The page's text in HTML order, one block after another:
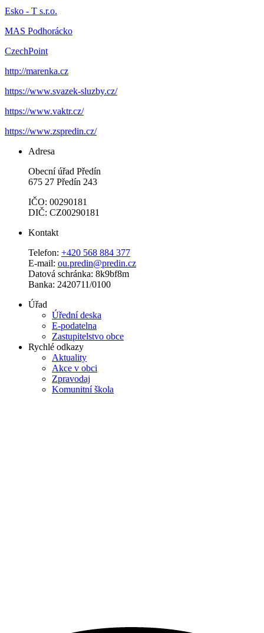
Esko - T s.r.o.
MAS Podhorácko
CzechPoint
http://marenka.cz
https://www.svazek-sluzby.cz/
https://www.vaktr.cz/
https://www.zspredin.cz/
Adresa
Obecní úřad Předín
675 27 Předín 243
IČO: 00290181
DIČ: CZ00290181
Kontakt
Telefon: +420 568 884 377
E-mail: ou.predin@predin.cz
Datová schránka: 8k9bf8m
Banka: 2420711/0100
Úřad
Úřední deska
E-podatelna
Zastupitelstvo obce
Rychlé odkazy
Aktuality
Akce v obci
Zpravodaj
Komunitní škola